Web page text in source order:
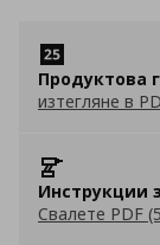
Продуктова
изтегляне в
Инструкции
Свалете PDF